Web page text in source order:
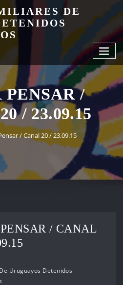
DE
PENSAR /
/ 23.09.15
/ Canal 20 / 23.09.15
/ CANAL
Uruguayos Detenidos